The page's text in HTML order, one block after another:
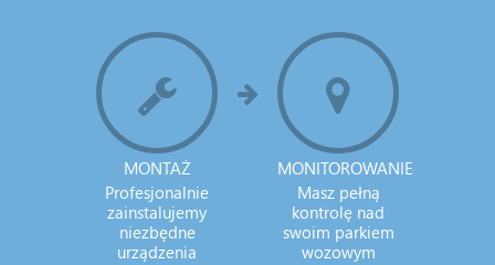
MONTAŻ
Profesjonalnie
zainstalujemy
niezbędne
urządzenia
MONITOROWANIE
Masz pełną
kontrolę nad
swoim parkiem
wozowym